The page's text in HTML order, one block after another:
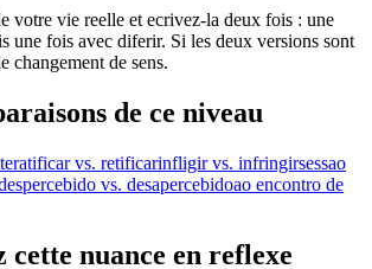
votre vie reelle et ecrivez-la deux fois : une
une fois avec diferir. Si les deux versions sont
changement de sens.
de ce niveau
ratificar vs. retificarinfligir vs. infringirsessao
vs. desapercebidoao encontro de
cette nuance en reflexe